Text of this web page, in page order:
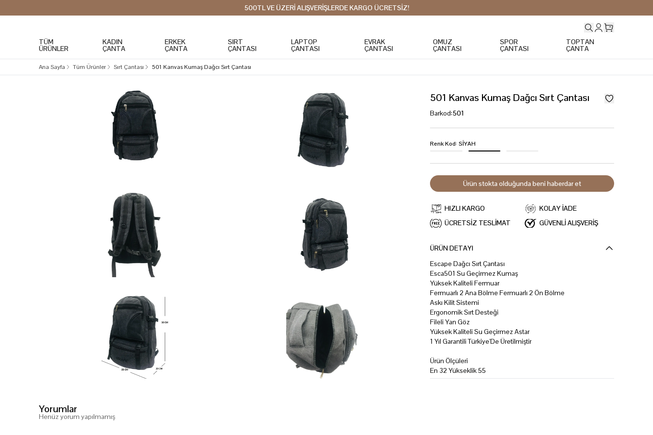
500TL VE ÜZERİ ALIŞVERİŞLERDE KARGO ÜCRETSİZ!
TÜM
ÜRÜNLER
KADIN
ÇANTA
ERKEK
ÇANTA
SIRT
ÇANTASI
LAPTOP
ÇANTASI
EVRAK
ÇANTASI
OMUZ
ÇANTASI
SPOR
ÇANTASI
TOPTAN
ÇANTA
Ana Sayfa Tüm Ürünler Sırt Çantası 501 Kanvas Kumaş Dağcı Sırt Çantası
501 Kanvas Kumaş Dağcı Sırt Çantası
Barkod:501
Renk Kod:SİYAH
Ürün stokta olduğunda beni haberdar et
HIZLI KARGO
KOLAY İADE
ÜCRETSİZ TESLİMAT
GÜVENLİ ALIŞVERİŞ
ÜRÜN DETAYI
Escape Dağcı Sırt Çantası
Esca501 Su Geçirmez Kumaş
Yüksek Kaliteli Fermuar
Fermuarlı 2 Ana Bölme Fermuarlı 2 Ön Bölme
Askı Kilit Sistemi
Ergonomik Sırt Desteği
Fileli Yan Göz
Yüksek Kaliteli Su Geçirmez Astar
1 Yıl Garantili Türkiye'De Üretilmiştir
Ürün Ölçüleri
En 32 Yükseklik 55
Yorumlar
Henüz yorum yapılmamış